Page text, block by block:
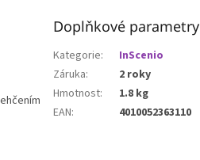
Doplňkové parametry
Kategorie:
InScenio
Záruka:
2 roky
Hmotnost:
1.8 kg
EAN: 4010052363110